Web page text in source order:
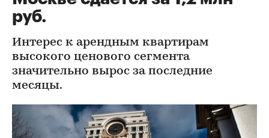
руб.
Интерес к арендным квартирам
высокого ценового сегмента
значительно вырос за последние
месяцы.